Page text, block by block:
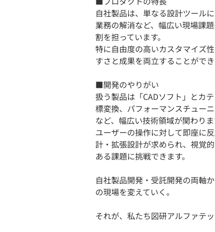
自社製品は、単なる設計ツール
業務の解消など、幅広い現場課
割を担っています。
特に自由度の高いカスタマイズ
すさと成果を両立することができ
■開発のやりがい
扱う製品は「CADソフト」とカ
標変換、パフォーマンスチュー
など、幅広い技術領域が関わりま
ユーザーの操作に対して即座に
計・拡張設計が求められ、視覚
ある課題に挑戦できます。
自社製品開発・受託開発の両軸
の現場を変えていく。
それが、私たち図研アルファテッ